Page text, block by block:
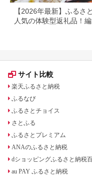
【2026年最新】ふるさ
人気の体験型返礼品！編
サイト比較
楽天ふるさと納税
ふるなび
ふるさとチョイス
さとふる
ふるさとプレミアム
ANAのふるさと納税
dショッピングふるさと納税
au PAY ふるさと納税